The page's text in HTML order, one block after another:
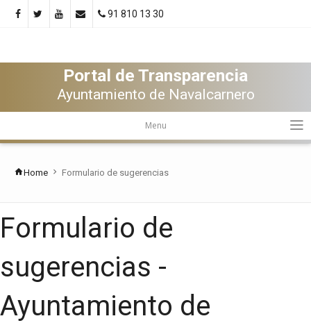
91 810 13 30
Portal de Transparencia
Ayuntamiento de Navalcarnero
Menu
Home Formulario de sugerencias
Formulario de
sugerencias -
Ayuntamiento de